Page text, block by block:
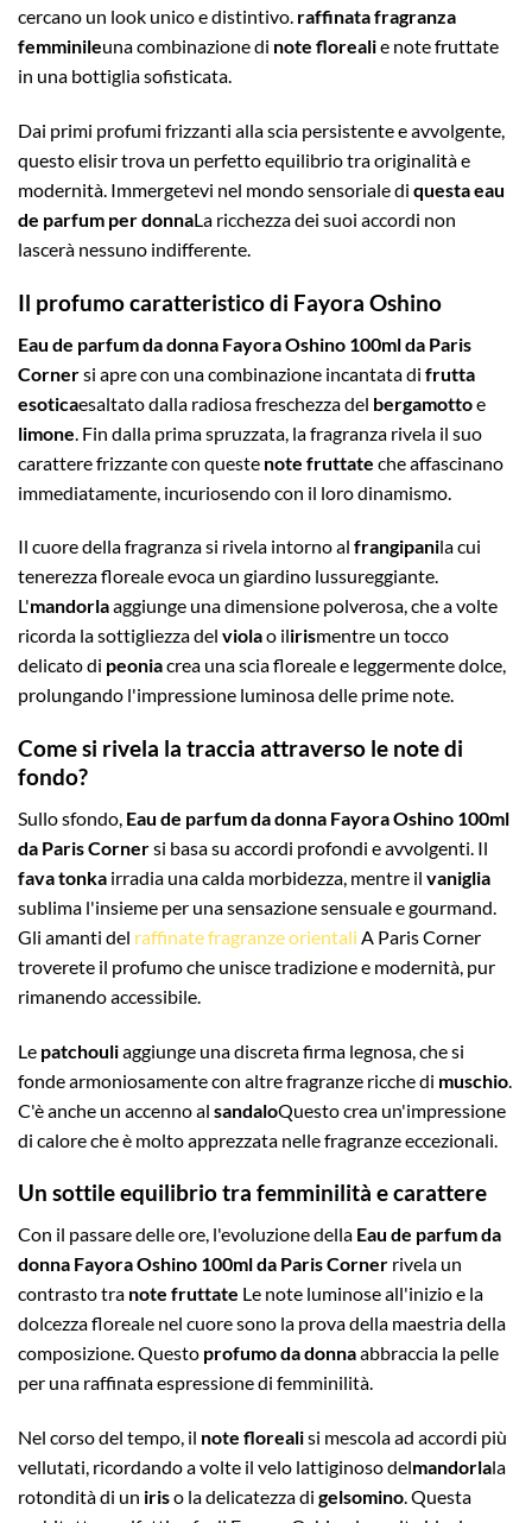
cercano un look unico e distintivo. raffinata fragranza
femminileuna combinazione di note florealie note fruttate
in una bottiglia sofisticata.
Dai primi profumi frizzanti alla scia persistente e avvolgente,
questo elisir trova un perfetto equilibrio tra originalità e
modernità. Immergetevi nel mondo sensoriale di questa eau
de parfum per donnaLa ricchezza dei suoi accordi non
lascerà nessuno indifferente.
Il profumo caratteristico di Fayora Oshino
Eau de parfum da donna Fayora Oshino 100ml da Paris
Cornersi apre con una combinazione incantata di frutta
esoticaesaltato dalla radiosa freschezza del bergamottoe
limone . Fin dalla prima spruzzata, la fragranza rivela il suo
carattere frizzante con queste note fruttate che affascinano
immediatamente, incuriosendo con il loro dinamismo.
Il cuore della fragranza si rivela intorno al frangipanila cui
tenerezza floreale evoca un giardino lussureggiante.
L'mandorlaaggiunge una dimensione polverosa, che a volte
ricorda la sottigliezza del violao ilirismentre un tocco
delicato di peoniacrea una scia floreale e leggermente dolce,
prolungando l'impressione luminosa delle prime note.
Come si rivela la traccia attraverso le note di
fondo?
Sullo sfondo, Eau de parfum da donna Fayora Oshino 100ml
da Paris Cornersi basa su accordi profondi e avvolgenti. Il
fava tonka irradia una calda morbidezza, mentre il vaniglia
sublima l'insieme per una sensazione sensuale e gourmand.
Gli amanti del raffinate fragranze orientali A Paris Corner
troverete il profumo che unisce tradizione e modernità, pur
rimanendo accessibile.
Le patchouliaggiunge una discreta firma legnosa, che si
fonde armoniosamente con altre fragranze ricche di muschio
C'è anche un accenno al sandaloQuesto crea un'impressione
di calore che è molto apprezzata nelle fragranze eccezionali.
Un sottile equilibrio tra femminilità e carattere
Con il passare delle ore, l'evoluzione della Eau de parfum da
donna Fayora Oshino 100ml da Paris Corner rivela un
contrasto tra note fruttate Le note luminose all'inizio e la
dolcezza floreale nel cuore sono la prova della maestria della
composizione. Questo profumo da donnaabbraccia la pelle
per una raffinata espressione di femminilità.
Nel corso del tempo, il note florealisi mescola ad accordi più
vellutati, ricordando a volte il velo lattiginoso delmandorlala
rotondità di un iriso la delicatezza di gelsomino . Questa